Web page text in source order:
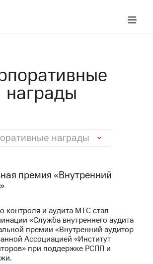
награды
награды
премия «Внутренний
контроля и аудита МТС стал
«Служба внутреннего аудита
премии «Внутренний аудитор
Ассоциацией «Институт
при поддержке РСПП и